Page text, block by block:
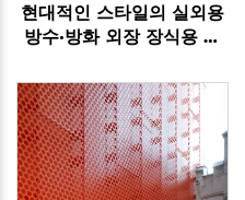
현대적인 스타일의 실외용
방수·방화 외장 장식용 알